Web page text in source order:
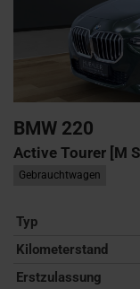
BMW 220
Active Tourer [M
Gebrauchtwagen
Typ
Kilometerstand
Erstzulassung